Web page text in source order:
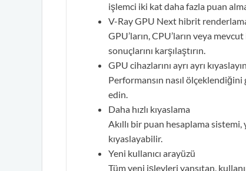
işlemci iki kat daha fazla puan
V-Ray GPU Next hibrit
GPU’ların, CPU’ların veya
sonuçlarını karşılaştırın.
GPU cihazlarını ayrı ayrı kıyaslayın
Performansın nasıl
edin.
Daha hızlı kıyaslama
Akıllı bir puan hesaplama
kıyaslayabilir.
Yeni kullanıcı arayüzü
Tüm yeni işlevleri yansıtan,